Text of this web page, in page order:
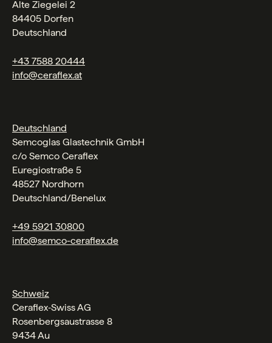
Alte Ziegelei 2
84405 Dorfen
Deutschland
+43 7588 20444
info@ceraflex.at
Deutschland
Semcoglas Glastechnik GmbH
c/o Semco Ceraflex
Euregiostraße 5
48527 Nordhorn
Deutschland/Benelux
+49 5921 30800
info@semco-ceraflex.de
Schweiz
Ceraflex‑Swiss AG
Rosenbergsaustrasse 8
9434 Au